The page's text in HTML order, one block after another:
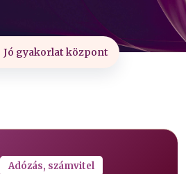
Jó gyakorlat központ
Adózás, számvitel